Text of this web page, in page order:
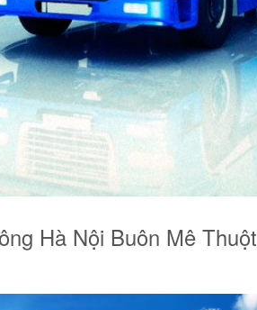
Hà Nội Buôn Mê Thuột